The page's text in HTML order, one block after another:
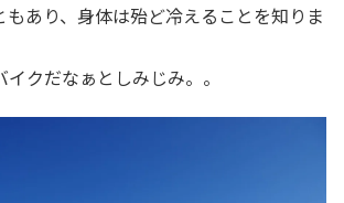
あり、身体は殆ど冷えることを知りま
クだなぁとしみじみ。。